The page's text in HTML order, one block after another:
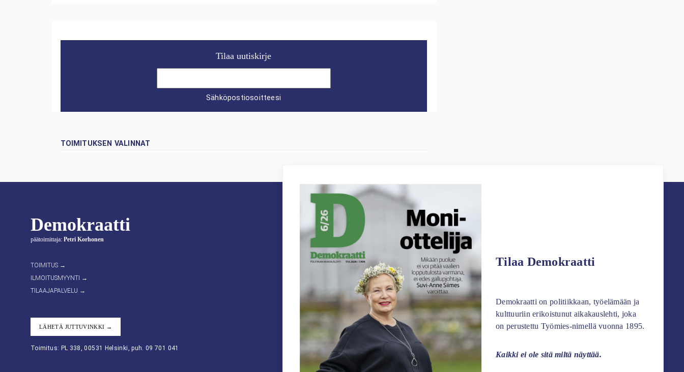
Tilaa uutiskirje
Sähköpostiosoitteesi
TOIMITUKSEN VALINNAT
Demokraatti
päätoimittaja: Petri Korhonen
TOIMITUS →
ILMOITUSMYYNTI →
TILAAJAPALVELU →
LÄHETÄ JUTTUVINKKI →
Toimitus: PL 338, 00531 Helsinki, puh. 09 701 041
Tilaa Demokraatti
Demokraatti on politiikkaan, työelämään ja
kulttuuriin erikoistunut aikakauslehti, joka
on perustettu Työmies-nimellä vuonna 1895.
Kaikki ei ole sitä miltä näyttää.